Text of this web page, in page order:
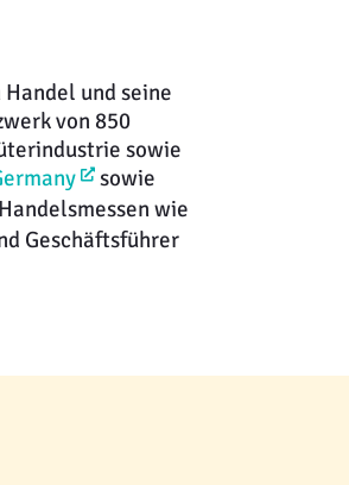
und seine
von 850
sowie
sowie
wie
Geschäftsführer